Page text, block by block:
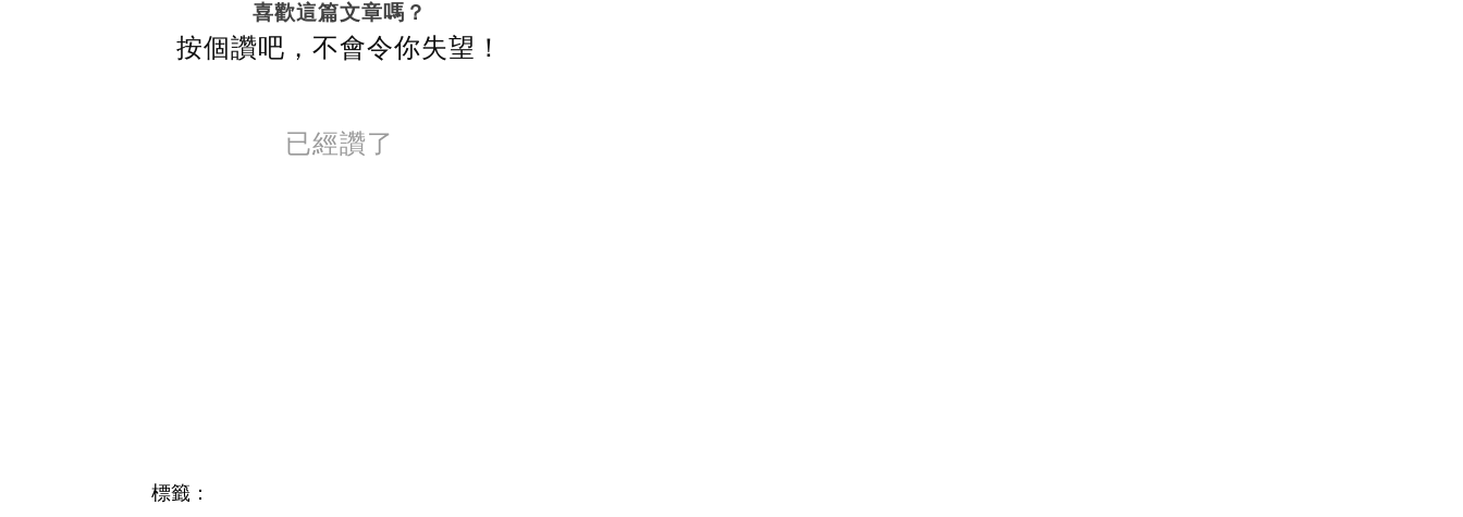
喜歡這篇文章嗎？
按個讚吧，不會令你失望！
已經讚了
標籤：